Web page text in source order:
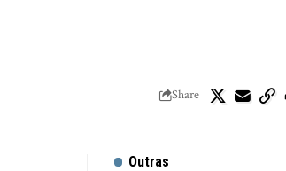
Share
Outras